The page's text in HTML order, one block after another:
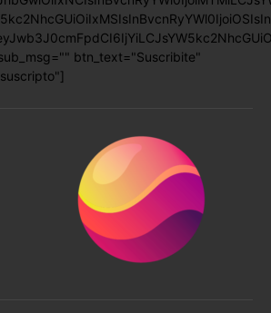
btn_text="Suscribite"